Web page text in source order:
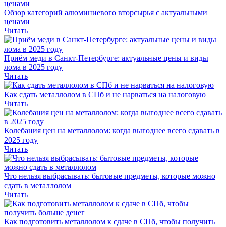
Обзор категорий алюминиевого вторсырья с актуальными
ценами
Читать
Приём меди в Санкт-Петербурге: актуальные цены и виды
лома в 2025 году
Читать
Как сдать металлолом в СПб и не нарваться на налоговую
Читать
Колебания цен на металлолом: когда выгоднее всего сдавать в
2025 году
Читать
Что нельзя выбрасывать: бытовые предметы, которые можно
сдать в металлолом
Читать
Как подготовить металлолом к сдаче в СПб, чтобы получить